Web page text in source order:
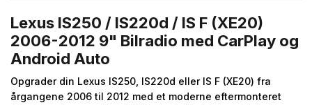
Lexus IS250 / IS220d / IS F (XE20)
2006-2012 9" Bilradio med CarPlay og
Android Auto
Opgrader din Lexus IS250, IS220d eller IS F (XE20) fra
årgangene 2006 til 2012 med et moderne eftermonteret